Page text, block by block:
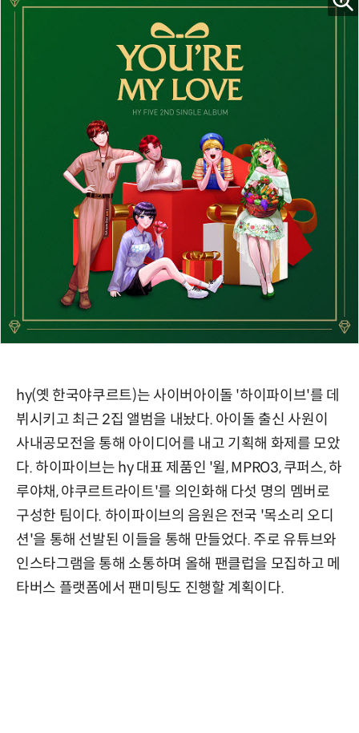
hy(옛 한국야쿠르트)는 사이버아이돌 '하이파이브'를 데
뷔시키고 최근 2집 앨범을 내놨다. 아이돌 출신 사원이
사내공모전을 통해 아이디어를 내고 기획해 화제를 모았
다. 하이파이브는 hy 대표 제품인 '윌, MPRO3, 쿠퍼스, 하
루야채, 야쿠르트라이트'를 의인화해 다섯 명의 멤버로
구성한 팀이다. 하이파이브의 음원은 전국 '목소리 오디
션'을 통해 선발된 이들을 통해 만들었다. 주로 유튜브와
인스타그램을 통해 소통하며 올해 팬클럽을 모집하고 메
타버스 플랫폼에서 팬미팅도 진행할 계획이다.